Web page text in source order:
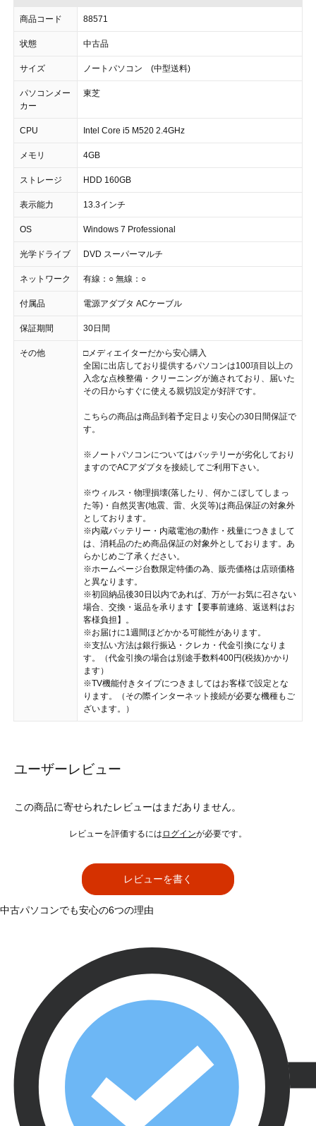
商品コード 88571
状態 中古品
サイズ ノートパソコン (中型送料)
パソコンメー
カー
東芝
CPU Intel Core i5 M520 2.4GHz
メモリ 4GB
ストレージ HDD 160GB
表示能力 13.3インチ
OS Windows 7 Professional
光学ドライブ DVD スーパーマルチ
ネットワーク 有線：○ 無線：○
付属品 電源アダプタ ACケーブル
保証期間 30日間
その他
□メディエイターだから安心購入
全国に出店しており提供するパソコンは100項目以上の
入念な点検整備・クリーニングが施されており、届いた
その日からすぐに使える親切設定が好評です。
こちらの商品は商品到着予定日より安心の30日間保証で
す。
※ノートパソコンについてはバッテリーが劣化しており
ますのでACアダプタを接続してご利用下さい。
※ウィルス・物理損壊(落したり、何かこぼしてしまっ
た等)・自然災害(地震、雷、火災等)は商品保証の対象外
としております。
※内蔵バッテリー・内蔵電池の動作・残量につきまして
は、消耗品のため商品保証の対象外としております。あ
らかじめご了承ください。
※ホームページ台数限定特価の為、販売価格は店頭価格
と異なります。
※初回納品後30日以内であれば、万が一お気に召さない
場合、交換・返品を承ります【要事前連絡、返送料はお
客様負担】。
※お届けに1週間ほどかかる可能性があります。
※支払い方法は銀行振込・クレカ・代金引換になりま
す。（代金引換の場合は別途手数料400円(税抜)かかり
ます）
※TV機能付きタイプにつきましてはお客様で設定とな
ります。（その際インターネット接続が必要な機種もご
ざいます。）
ユーザーレビュー
この商品に寄せられたレビューはまだありません。
レビューを評価するには ログインが必要です。
レビューを書く
中古パソコンでも安心の6つの理由